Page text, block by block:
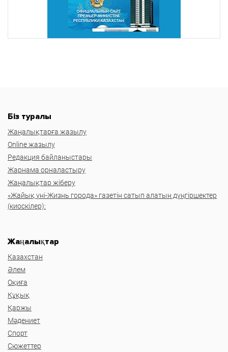
Біз туралы
Жаңалықтарға жазылу
Online жазылу
Редакция байланыстары
Жарнама орналастыру
Жаңалықтар жіберу
«Жайық үні-Жизнь города» газетін сатып алатын дүңгіршектер
(киоскілер):
Жаңалықтар
Казахстан
Әлем
Оқиға
Құқық
Қаржы
Мәдениет
Спорт
Сюжеттер